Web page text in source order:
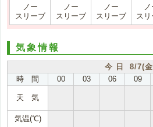
ノー
スリーブ
ノー
スリーブ
ノー
スリーブ
ノ
ス
気象情報
今 日 8/7(
時 間
00 03 06 09
天 気
気温(℃)